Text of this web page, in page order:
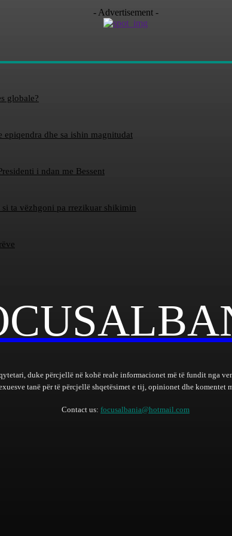
- Advertisement -
globale?
epiqendra dhe sa ishin magnitudat
i ndan me Bessent
ta vëzhgoni pa rrezikuar shikimin
duke përcjellë në kohë reale informacionet më të fundit nga
tanë për të përcjellë shqetësimet e tij, opinionet dhe komentet
Contact us: focusalbania@hotmail.com